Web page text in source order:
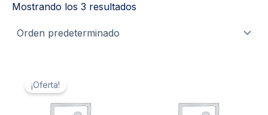
Mostrando los 3 resultados
¡Oferta!
precio
original
precio
actual
es: